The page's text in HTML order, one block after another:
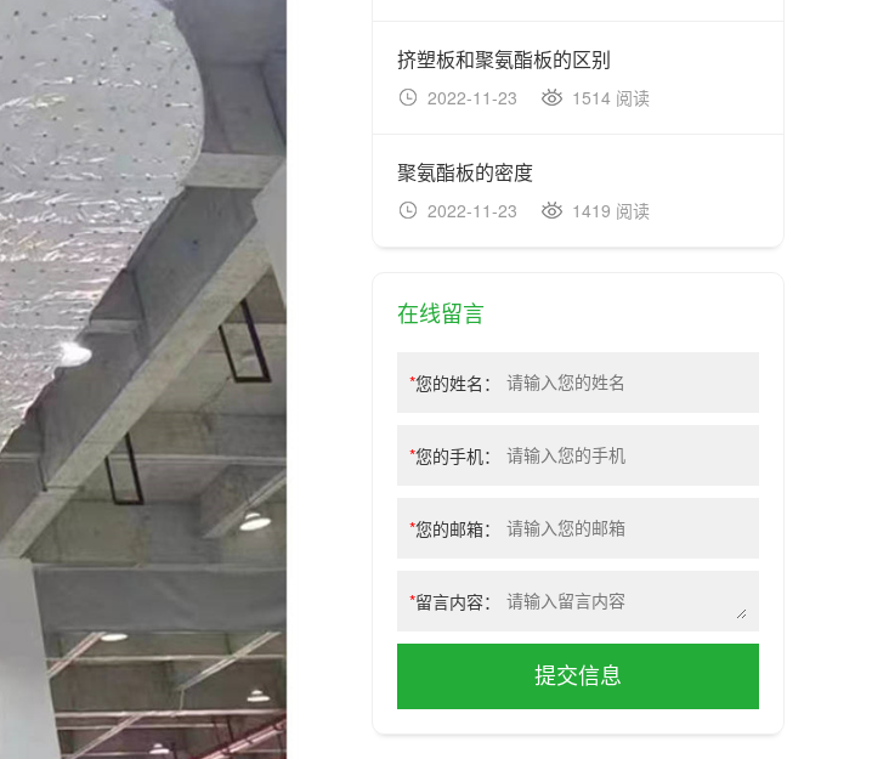
挤塑板和聚氨酯板的区别
2022-11-23 1514 阅读
聚氨酯板的密度
2022-11-23 1419 阅读
在线留言
*您的姓名：
*您的手机：
*您的邮箱：
*留言内容：
提交信息